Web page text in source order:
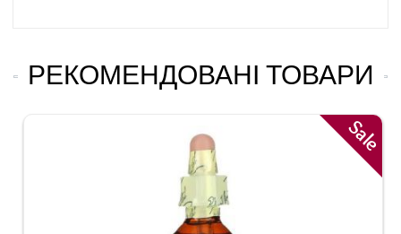
РЕКОМЕНДОВАНІ ТОВАРИ
Sale